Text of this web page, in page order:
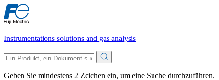
Instrumentations solutions and gas analysis
Geben Sie mindestens 2 Zeichen ein, um eine Suche durchzuführen.